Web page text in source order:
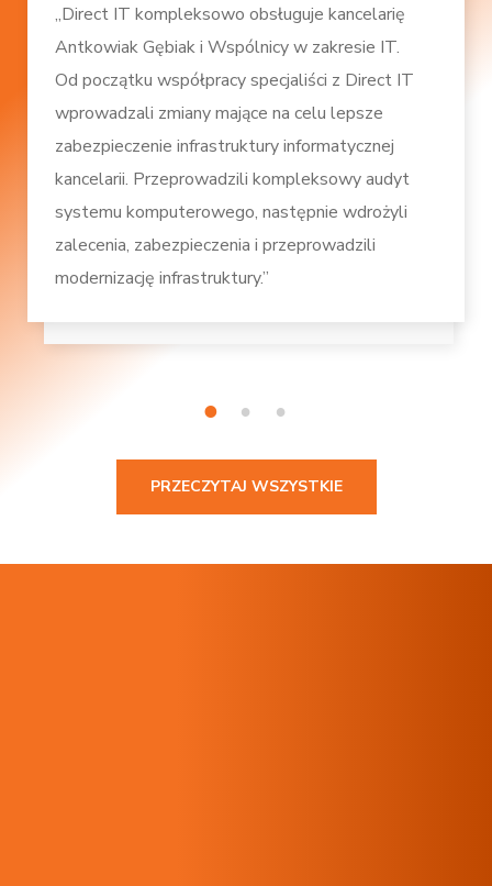
„Direct IT kompleksowo obsługuje kancelarię
Antkowiak Gębiak i Wspólnicy w zakresie IT.
Od początku współpracy specjaliści z Direct IT
wprowadzali zmiany mające na celu lepsze
zabezpieczenie infrastruktury informatycznej
kancelarii. Przeprowadzili kompleksowy audyt
systemu komputerowego, następnie wdrożyli
zalecenia, zabezpieczenia i przeprowadzili
modernizację infrastruktury.”
1 2 3
PRZECZYTAJ WSZYSTKIE